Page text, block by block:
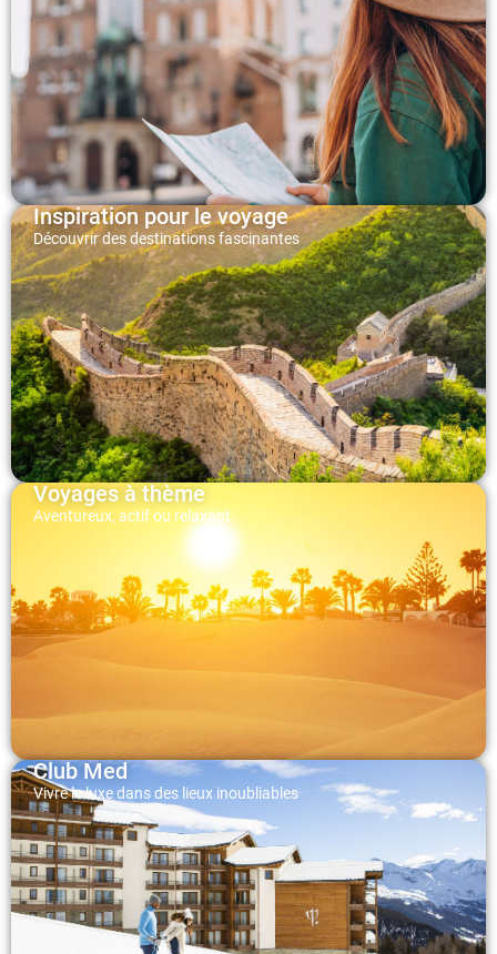
Inspiration pour le voyage
Découvrir des destinations fascinantes
Voyages à thème
Aventureux, actif ou relaxant
Club Med
Vivre le luxe dans des lieux inoubliables